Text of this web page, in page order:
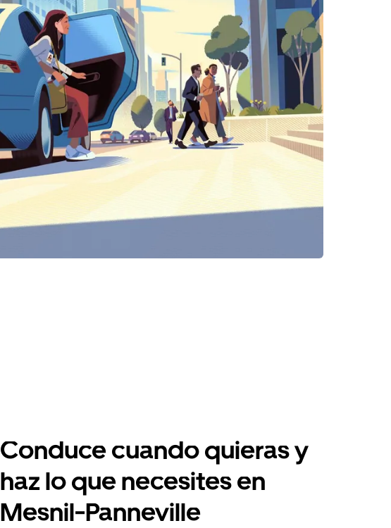
Conduce cuando quieras y
haz lo que necesites en
Mesnil-Panneville